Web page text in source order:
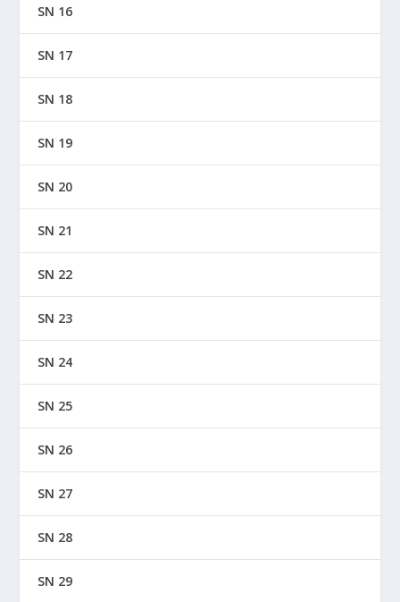
SN 16
SN 17
SN 18
SN 19
SN 20
SN 21
SN 22
SN 23
SN 24
SN 25
SN 26
SN 27
SN 28
SN 29